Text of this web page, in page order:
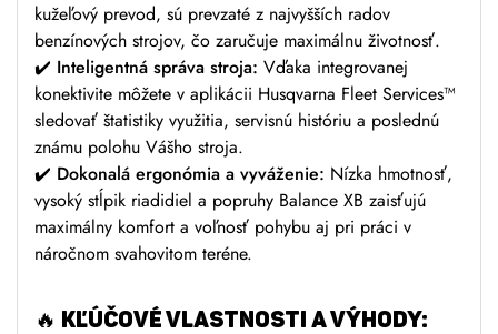
kužeľový prevod, sú prevzaté z najvyšších radov
benzínových strojov, čo zaručuje maximálnu životnosť.
✔️ Inteligentná správa stroja: Vďaka integrovanej
konektivite môžete v aplikácii Husqvarna Fleet Services™
sledovať štatistiky využitia, servisnú históriu a poslednú
známu polohu Vášho stroja.
✔️ Dokonalá ergonómia a vyváženie: Nízka hmotnosť,
vysoký stĺpik riadidiel a popruhy Balance XB zaisťujú
maximálny komfort a voľnosť pohybu aj pri práci v
náročnom svahovitom teréne.
🔥 KĽÚČOVÉ VLASTNOSTI A VÝHODY: